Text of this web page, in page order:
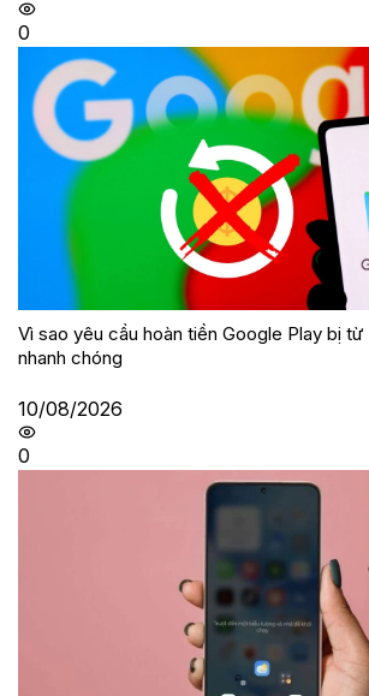
0
Vì sao yêu cầu hoàn tiền Google Play bị
nhanh chóng
10/08/2026
0